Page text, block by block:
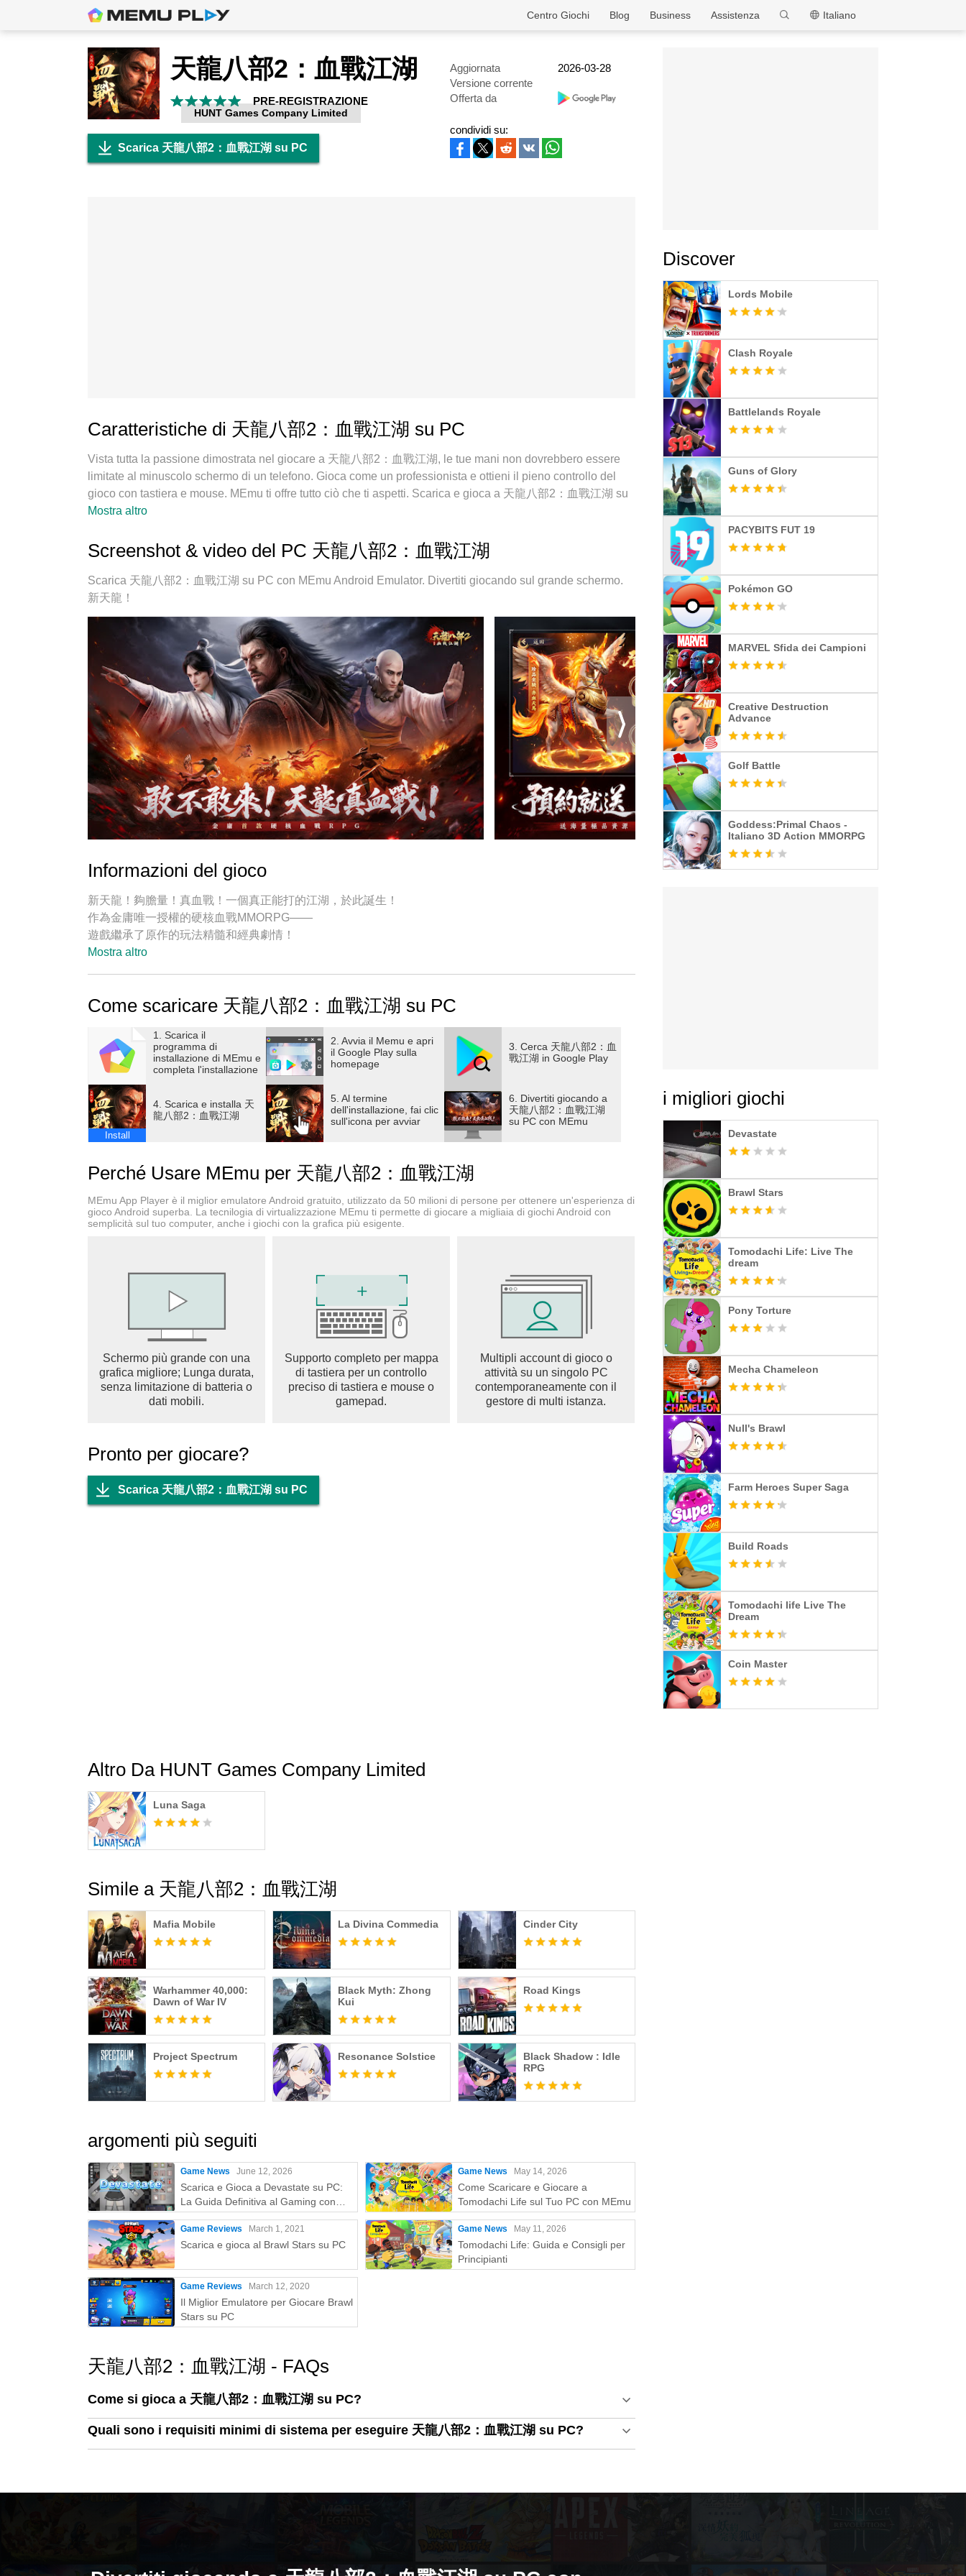
MEmu
Italiano
Assistenza
Business
Blog
Centro Giochi
天龍八部2：血戰江湖
PRE-REGISTRAZIONE
HUNT Games Company Limited
Aggiornata
2026-03-28
Versione corrente
Offerta da
Scarica 天龍八部2：血戰江湖 su PC
condividi su:
Caratteristiche di 天龍八部2：血戰江湖 su PC
Vista tutta la passione dimostrata nel giocare a 天龍八部2：血戰江湖, le tue mani non dovrebbero essere
limitate al minuscolo schermo di un telefono. Gioca come un professionista e ottieni il pieno controllo del
gioco con tastiera e mouse. MEmu ti offre tutto ciò che ti aspetti. Scarica e gioca a 天龍八部2：血戰江湖 su
PC. Gioca quanto vuoi, niente più limitazioni di batteria, dati mobili e chiamate inquietanti. Il nuovissimo
esperienza, lo squisito sistema di mappatura dei tasti preimpostati rende 天龍八部2：血戰江湖 un vero e
proprio gioco per PC. MEmu è un gestore multi-instanza che permette di giocare con 2 o più account sullo
stesso dispositivo. E la cosa più importante, il nostro esclusivo motore di emulazione può liberare tutto il
potenziale del tuo PC, rendendo tutto fluido.
Mostra altro
Screenshot & video del PC 天龍八部2：血戰江湖
Scarica 天龍八部2：血戰江湖 su PC con MEmu Android Emulator. Divertiti giocando sul grande schermo.
新天龍！
Informazioni del gioco
新天龍！夠膽量！真血戰！一個真正能打的江湖，於此誕生！
作為金庸唯一授權的硬核血戰MMORPG——
遊戲繼承了原作的玩法精髓和經典劇情！
在腥風血雨的江湖中，你將殺得更爽！更快！更輕鬆！
有血有肉，有江湖！有勇有謀，有天龍！
=====遊戲特色=====
【入局江湖，送極品重樓！】
預約即送極品重樓、10萬金幣、1888綁元及限定坐騎！更可抽取iPhone 17 Pro Max與999.9足金金條。超多
福利助你橫掃江湖，快人一步！海量資源助你開局稱霸，殺穿戰場！
【兄弟組隊，稱霸這江湖！】
無兄弟，不江湖！結拜兄弟同心協力，方能越殺越強！遊戲內有結拜、俠侶、家族、幫派等多維社交，讓你
【大型殺戮，碾壓整個服！】
心中的武俠熱血，以殺止殺，共赴武林之巔！
【自由絕學，殺得更自如！】
探秘劍湖宮、懲惡燕子塢、追擊慕容複、挑戰鳩摩智…與喬峰、段譽、虛竹等經典角色過招，重溫最正統的
天龍情懷！多元系統、豐富副本、打怪練功、野外砍怪，都能讓你在腥風血雨的江湖中書寫傳奇！
【爆裝變現，全服你最富！】
賣、寄售等自由交易的途徑讓你輕鬆變現！真正地實現打寶賺錢，讓你殺得爽快，賺得痛快！
金庸正版授權的首個硬核戰場已經拉開帷幕！一個真正能殺的江湖，終此誕生！熟悉的江湖戰歌已經響起，
【官方粉絲團】：https://www.facebook.com/tlbb2.tw/
【隱私政策】：https://tlbb2.hantogames.com/privacy.html
Mostra altro
Come scaricare 天龍八部2：血戰江湖 su PC
1. Scarica il
programma di
installazione di MEmu e
completa l'installazione
2. Avvia il Memu e apri
il Google Play sulla
homepage
3. Cerca 天龍八部2：血
戰江湖 in Google Play
Install
4. Scarica e installa 天
龍八部2：血戰江湖
5. Al termine
dell'installazione, fai clic
sull'icona per avviar
6. Divertiti giocando a
天龍八部2：血戰江湖
su PC con MEmu
Perché Usare MEmu per 天龍八部2：血戰江湖
MEmu App Player è il miglior emulatore Android gratuito, utilizzato da 50 milioni di persone per ottenere un'esperienza di
gioco Android superba. La tecnilogia di virtualizzazione MEmu ti permette di giocare a migliaia di giochi Android con
semplicità sul tuo computer, anche i giochi con la grafica più esigente.
Schermo più grande con una
grafica migliore; Lunga durata,
senza limitazione di batteria o
dati mobili.
Supporto completo per mappa
di tastiera per un controllo
preciso di tastiera e mouse o
gamepad.
Multipli account di gioco o
attività su un singolo PC
contemporaneamente con il
gestore di multi istanza.
Pronto per giocare?
Scarica 天龍八部2：血戰江湖 su PC
Altro Da HUNT Games Company Limited
Luna Saga
Simile a 天龍八部2：血戰江湖
Mafia Mobile La Divina Commedia Cinder City
Warhammer 40,000:
Dawn of War IV
Black Myth: Zhong
Kui
Road Kings
Project Spectrum Resonance Solstice
Black Shadow : Idle
RPG
argomenti più seguiti
Game News June 12, 2026
Scarica e Gioca a Devastate su PC:
La Guida Definitiva al Gaming con
MEmu Play
Game Reviews March 1, 2021
Scarica e gioca al Brawl Stars su PC
Game Reviews March 12, 2020
Il Miglior Emulatore per Giocare Brawl
Stars su PC
Game News May 14, 2026
Come Scaricare e Giocare a
Tomodachi Life sul Tuo PC con MEmu
Game News May 11, 2026
Tomodachi Life: Guida e Consigli per
Principianti
天龍八部2：血戰江湖 - FAQs
Come si gioca a 天龍八部2：血戰江湖 su PC?
Quali sono i requisiti minimi di sistema per eseguire 天龍八部2：血戰江湖 su PC?
Discover
Lords Mobile
Clash Royale
Battlelands Royale
Guns of Glory
PACYBITS FUT 19
Pokémon GO
MARVEL Sfida dei Campioni
Creative Destruction
Advance
Golf Battle
Goddess:Primal Chaos -
Italiano 3D Action MMORPG
i migliori giochi
Devastate
Brawl Stars
Tomodachi Life: Live The
dream
Pony Torture
Mecha Chameleon
Null's Brawl
Farm Heroes Super Saga
Build Roads
Tomodachi life Live The
Dream
Coin Master